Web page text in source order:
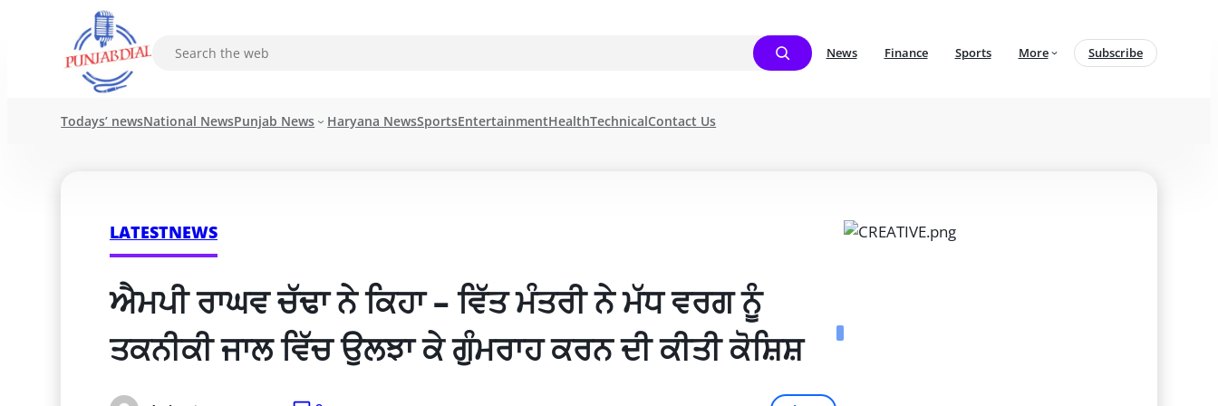
News Finance Sports More Subscribe
Todays’ newsNational NewsPunjab News Haryana NewsSportsEntertainmentHealthTechnicalContact Us
LATESTNEWS
ਐਮਪੀ ਰਾਘਵ ਚੱਢਾ ਨੇ ਕਿਹਾ – ਵਿੱਤ ਮੰਤਰੀ ਨੇ ਮੱਧ ਵਰਗ ਨੂੰ
ਤਕਨੀਕੀ ਜਾਲ ਵਿੱਚ ਉਲਝਾ ਕੇ ਗੁੰਮਰਾਹ ਕਰਨ ਦੀ ਕੀਤੀ ਕੋਸ਼ਿਸ਼